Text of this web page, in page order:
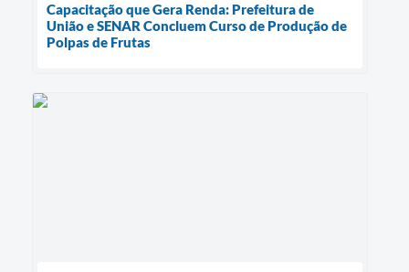
Capacitação que Gera Renda: Prefeitura de
União e SENAR Concluem Curso de Produção de
Polpas de Frutas